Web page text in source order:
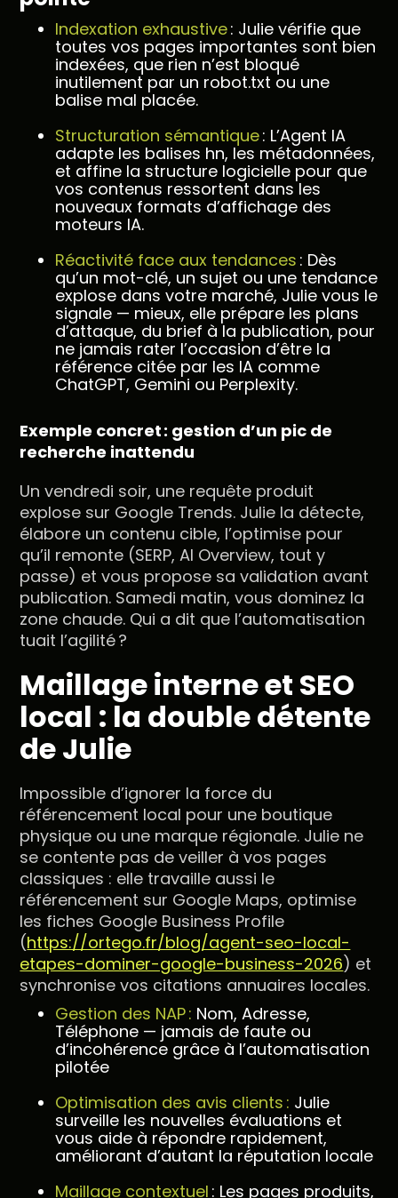
Indexation exhaustive: Julie vérifie que
toutes vos pages importantes sont bien
indexées, que rien n’est bloqué
inutilement par un robot.txt ou une
balise mal placée.
Structuration sémantique: L’Agent IA
adapte les balises hn, les métadonnées,
et affine la structure logicielle pour que
vos contenus ressortent dans les
nouveaux formats d’affichage des
moteurs IA.
Réactivité face aux tendances : Dès
qu’un mot-clé, un sujet ou une tendance
explose dans votre marché, Julie vous le
signale — mieux, elle prépare les plans
d’attaque, du brief à la publication, pour
ne jamais rater l’occasion d’être la
référence citée par les IA comme
ChatGPT, Gemini ou Perplexity.
Exemple concret : gestion d’un pic de
recherche inattendu
Un vendredi soir, une requête produit
explose sur Google Trends. Julie la détecte,
élabore un contenu cible, l’optimise pour
qu’il remonte (SERP, AI Overview, tout y
passe) et vous propose sa validation avant
publication. Samedi matin, vous dominez la
zone chaude. Qui a dit que l’automatisation
tuait l’agilité ?
Maillage interne et SEO
local : la double détente
de Julie
Impossible d’ignorer la force du
référencement local pour une boutique
physique ou une marque régionale. Julie ne
se contente pas de veiller à vos pages
classiques : elle travaille aussi le
référencement sur Google Maps, optimise
les fiches Google Business Profile
(https://ortego.fr/blog/agent-seo-local-
etapes-dominer-google-business-2026) et
synchronise vos citations annuaires locales.
Gestion des NAP : Nom, Adresse,
Téléphone — jamais de faute ou
d’incohérence grâce à l’automatisation
pilotée
Optimisation des avis clients : Julie
surveille les nouvelles évaluations et
vous aide à répondre rapidement,
améliorant d’autant la réputation locale
Maillage contextuel : Les pages produits,